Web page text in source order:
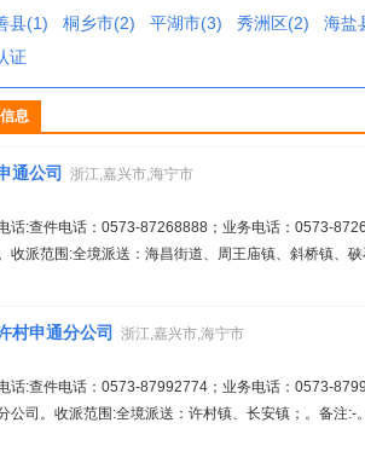
县(1) 桐乡市(2) 平湖市(3) 秀洲区(2)
海盐
证
息
通公司
浙江,嘉兴市,海宁市
话:查件电话：0573-87268888；业务电话：0573-
收派范围:全境派送：海昌街道、周王庙镇、斜桥镇、
村申通分公司
浙江,嘉兴市,海宁市
话:查件电话：0573-87992774；业务电话：0573-
公司。收派范围:全境派送：许村镇、长安镇；。备注